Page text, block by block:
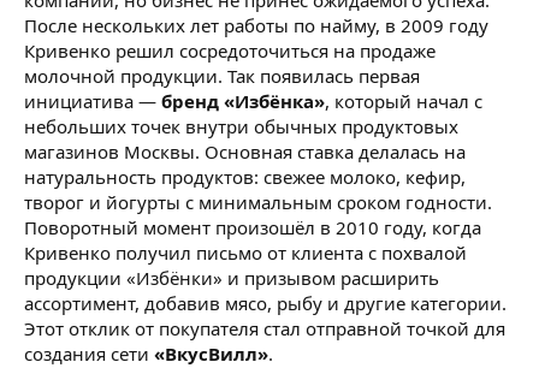
После нескольких лет работы по найму, в 2009 году
Кривенко решил сосредоточиться на продаже
молочной продукции. Так появилась первая
инициатива — бренд «Избёнка», который начал с
небольших точек внутри обычных продуктовых
магазинов Москвы. Основная ставка делалась на
натуральность продуктов: свежее молоко, кефир,
творог и йогурты с минимальным сроком годности.
Поворотный момент произошёл в 2010 году, когда
Кривенко получил письмо от клиента с похвалой
продукции «Избёнки» и призывом расширить
ассортимент, добавив мясо, рыбу и другие категории.
Этот отклик от покупателя стал отправной точкой для
создания сети «ВкусВилл».